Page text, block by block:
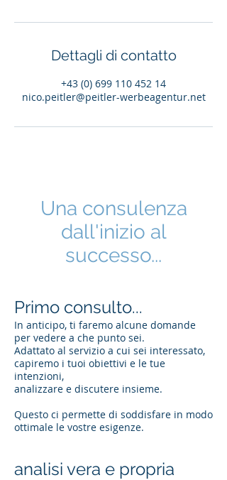
Dettagli di contatto
+43 (0) 699 110 452 14
nico.peitler@peitler-werbeagentur.net
Una consulenza
dall'inizio al
successo...
Primo consulto...
In anticipo, ti faremo alcune domande
per vedere a che punto sei.
Adattato al servizio a cui sei interessato,
capiremo i tuoi obiettivi e le tue
intenzioni,
analizzare e discutere insieme.
Questo ci permette di soddisfare in modo
ottimale le vostre esigenze.
analisi vera e propria